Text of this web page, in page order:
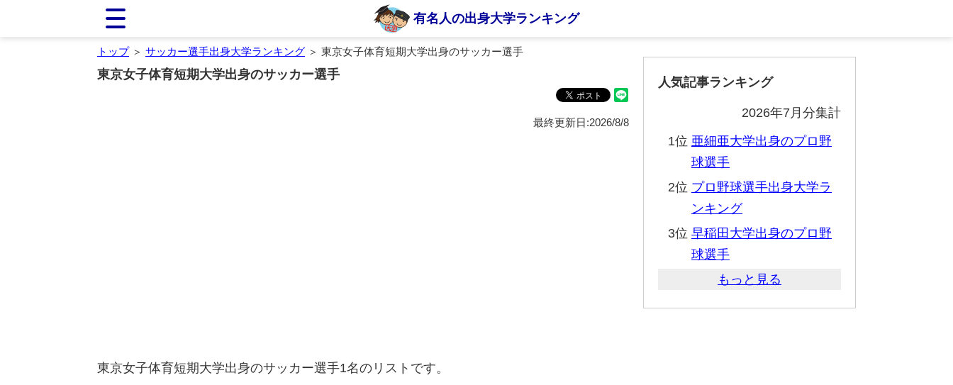
有名人の出身大学ランキング
トップ＞ サッカー選手出身大学ランキング ＞ 東京女子体育短期大学出身のサッカー選手
東京女子体育短期大学出身のサッカー選手
最終更新日:2026/8/8
東京女子体育短期大学出身のサッカー選手1名のリストです。
人気記事ランキング
2026年7月分集計
1位 亜細亜大学出身のプロ野
球選手
2位 プロ野球選手出身大学ラ
ンキング
3位 早稲田大学出身のプロ野
球選手
もっと見る